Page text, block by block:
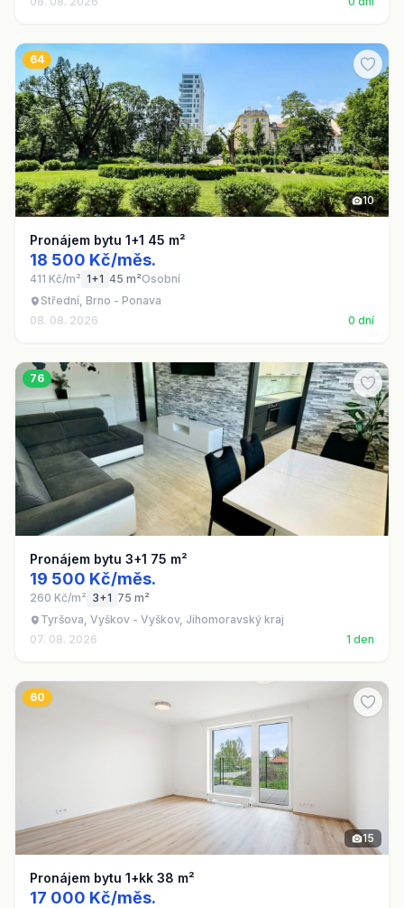
64
10
Pronájem bytu 1+1 45 m²
18 500 Kč/měs.
411 Kč/m² 1+1 45 m²Osobní
Střední, Brno - Ponava
08. 08. 2026
0 dní
76
Pronájem bytu 3+1 75 m²
19 500 Kč/měs.
260 Kč/m² 3+1 75 m²
Tyršova, Vyškov - Vyškov, Jihomoravský kraj
07. 08. 2026
1 den
60
15
Pronájem bytu 1+kk 38 m²
17 000 Kč/měs.